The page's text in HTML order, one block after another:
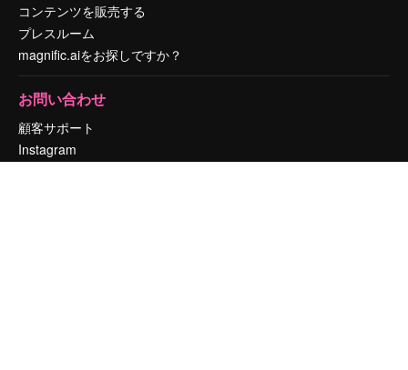
コンテンツを販売する
プレスルーム
magnific.aiをお探しですか？
お問い合わせ
顧客サポート
Instagram